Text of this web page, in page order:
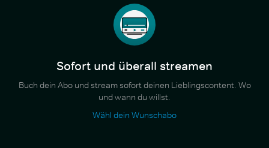
Sofort und überall streamen
Buch dein Abo und stream sofort deinen Lieblingscontent. Wo
und wann du willst.
Wähl dein Wunschabo